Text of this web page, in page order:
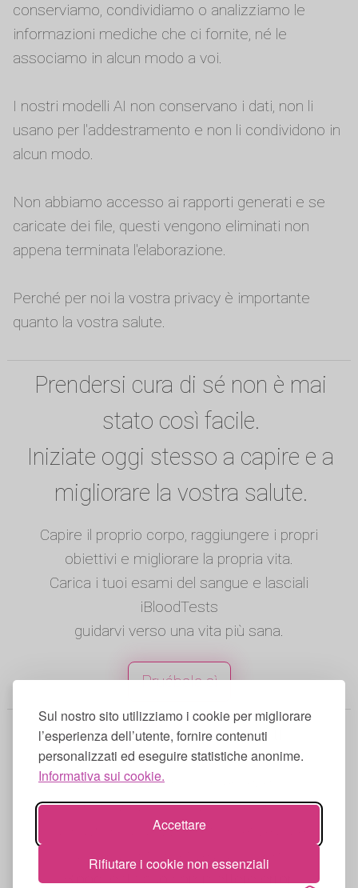
Sul nostro sito utilizziamo i cookie per migliorare
l’esperienza dell’utente, fornire contenuti
personalizzati ed eseguire statistiche anonime.
Informativa sui cookie.
Accettare
Rifiutare i cookie non essenziali
conserviamo, condividiamo o analizziamo le
informazioni mediche che ci fornite, né le
associamo in alcun modo a voi.
I nostri modelli AI non conservano i dati, non li
usano per l'addestramento e non li condividono in
alcun modo.
Non abbiamo accesso ai rapporti generati e se
caricate dei file, questi vengono eliminati non
appena terminata l'elaborazione.
Perché per noi la vostra privacy è importante
quanto la vostra salute.
Prendersi cura di sé non è mai
stato così facile.
Iniziate oggi stesso a capire e a
migliorare la vostra salute.
Capire il proprio corpo, raggiungere i propri
obiettivi e migliorare la propria vita.
Carica i tuoi esami del sangue e lasciali
iBloodTests
guidarvi verso una vita più sana.
Pruébala sì
© 2025 iBloodTests. Tutti i diritti
riservati.
Inglese|Spagnolo
Portoghese|Tedesco|Italiano
Condizioni di utilizzo|Informativa sulla
privacy
Informativa sui cookie
iBloodTests può commettere errori,